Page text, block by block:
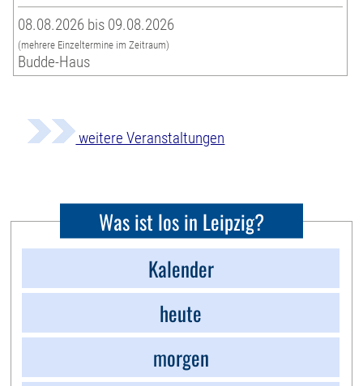
08.08.2026 bis 09.08.2026
(mehrere Einzeltermine im Zeitraum)
Budde-Haus
weitere Veranstaltungen
Was ist los in Leipzig?
Kalender
heute
morgen